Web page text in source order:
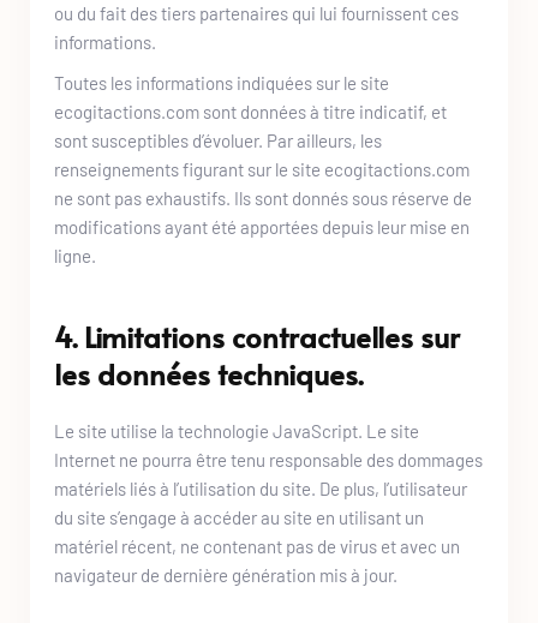
ou du fait des tiers partenaires qui lui fournissent ces
informations.
ecogitactions.com sont données à titre indicatif, et
sont susceptibles d’évoluer. Par ailleurs, les
renseignements figurant sur le site ecogitactions.com
ne sont pas exhaustifs. Ils sont donnés sous réserve de
modifications ayant été apportées depuis leur mise en
ligne.
4. Limitations contractuelles sur
les données techniques.
Le site utilise la technologie JavaScript. Le site
Internet ne pourra être tenu responsable des dommages
matériels liés à l’utilisation du site. De plus, l’utilisateur
du site s’engage à accéder au site en utilisant un
matériel récent, ne contenant pas de virus et avec un
navigateur de dernière génération mis à jour.